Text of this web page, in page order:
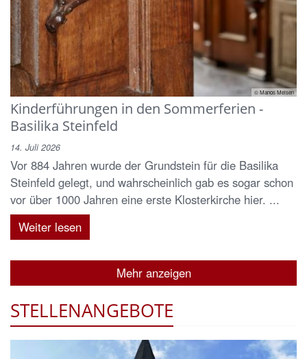
© Manos Meisen
Kinderführungen in den Sommerferien -
Basilika Steinfeld
14. Juli 2026
Vor 884 Jahren wurde der Grundstein für die Basilika
Steinfeld gelegt, und wahrscheinlich gab es sogar schon
vor über 1000 Jahren eine erste Klosterkirche hier. ...
Weiter lesen
Mehr anzeigen
STELLENANGEBOTE